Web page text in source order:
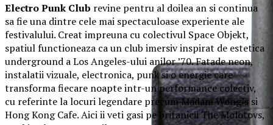
Electro Punk Club revine pentru al doilea an si continua
sa fie una dintre cele mai spectaculoase experiente ale
festivalului. Creat impreuna cu colectivul Space Objekt,
spatiul functioneaza ca un club imersiv inspirat de estetica
underground a Los Angeles-ului anilor ’70. Fatade neon,
instalatii vizuale, electronica, punk si o energie care
transforma fiecare noapte intr-un performance colectiv,
cu referinte la locuri legendare precum Madam Wong’s si
Hong Kong Cafe. Aici ii veti gasi pe britanicii The Molotovs,